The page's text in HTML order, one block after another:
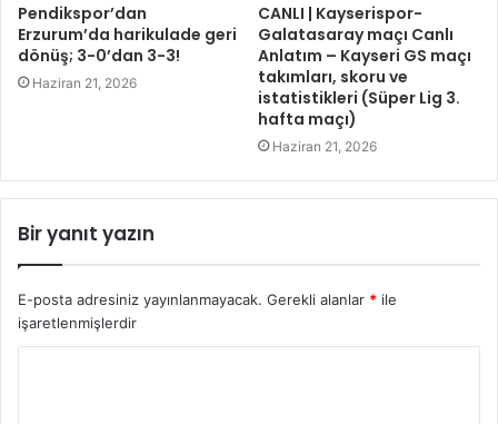
Pendikspor’dan
Erzurum’da harikulade geri
dönüş; 3-0’dan 3-3!
Haziran 21, 2026
CANLI | Kayserispor-
Galatasaray maçı Canlı
Anlatım – Kayseri GS maçı
takımları, skoru ve
istatistikleri (Süper Lig 3.
hafta maçı)
Haziran 21, 2026
Bir yanıt yazın
E-posta adresiniz yayınlanmayacak. Gerekli alanlar * ile
işaretlenmişlerdir